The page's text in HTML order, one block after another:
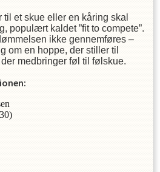
et skue eller en kåring skal
populært kaldet ”fit to compete”.
ikke gennemføres –
om en hoppe, der stiller til
medbringer føl til følskue.